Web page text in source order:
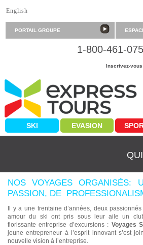
English
PORTAIL GROUPE
1-800-461-
Inscrivez-
SKI EVASION
NOS VOYAGES ORGANISÉS:
PASSION, DE
Il y a une trentaine d’années, deux
amour du ski ont pris sous leur aile un
florissante entreprise d’excursions : Voyages
jeune entrepreneur à l’esprit innovant s’est
nouvelle vision à l’entreprise.